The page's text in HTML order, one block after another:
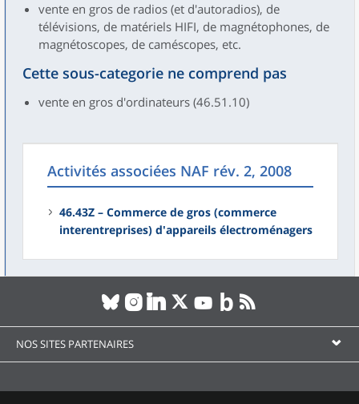
vente en gros de radios (et d'autoradios), de
télévisions, de matériels HIFI, de magnétophones, de
magnétoscopes, de caméscopes, etc.
Cette sous-categorie ne comprend pas
vente en gros d'ordinateurs (46.51.10)
Activités associées NAF rév. 2, 2008
46.43Z – Commerce de gros (commerce
interentreprises) d'appareils électroménagers
NOS SITES PARTENAIRES